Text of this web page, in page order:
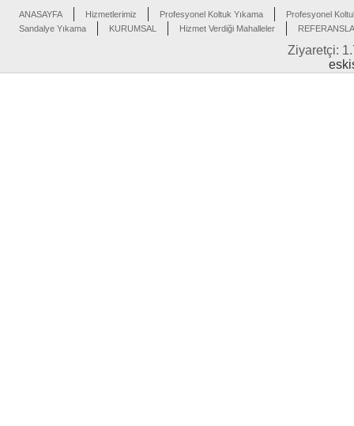
ANASAYFA Hizmetlerimiz Profesyonel Koltuk Yıkama
Profesyonel
Sandalye Yıkama
KURUMSAL Hizmet Verdiği Mahalleler
Ziyaretçi: